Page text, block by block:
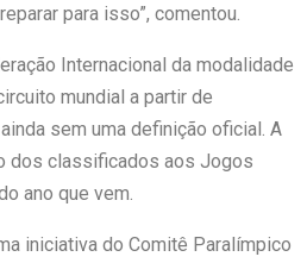
para isso”, comentou.
Internacional da modalidade
mundial a partir de
sem uma definição oficial. A
dos classificados aos Jogos
ano que vem.
iniciativa do Comitê Paralímpico